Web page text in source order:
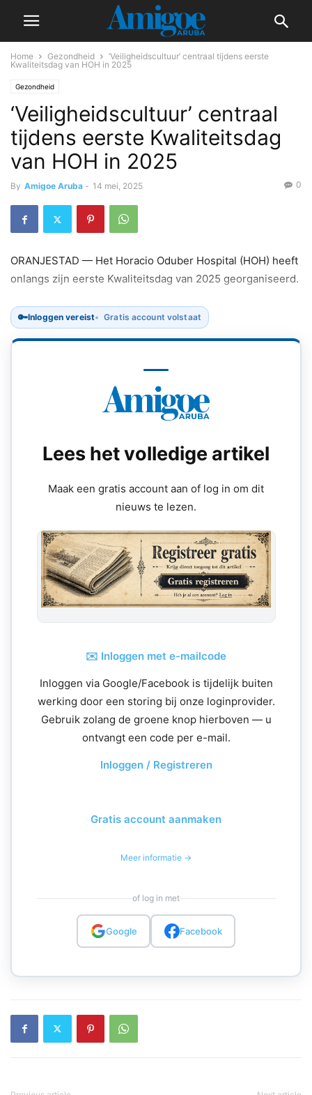
Home Gezondheid
‘Veiligheidscultuur’ centraal tijdens eerste
Kwaliteitsdag van HOH in 2025
Gezondheid
‘Veiligheidscultuur’ centraal
tijdens eerste Kwaliteitsdag
van HOH in 2025
By Amigoe Aruba - 14 mei, 2025 0
ORANJESTAD — Het Horacio Oduber Hospital (HOH) heeft
onlangs zijn eerste Kwaliteitsdag van 2025 georganiseerd.
🔑Inloggen vereist Gratis account volstaat
Lees het volledige artikel
Maak een gratis account aan of log in om dit
nieuws te lezen.
✉️ Inloggen met e-mailcode
Inloggen via Google/Facebook is tijdelijk buiten
werking door een storing bij onze loginprovider.
Gebruik zolang de groene knop hierboven — u
ontvangt een code per e-mail.
Inloggen / Registreren
Gratis account aanmaken
Meer informatie →
of log in met
Google Facebook